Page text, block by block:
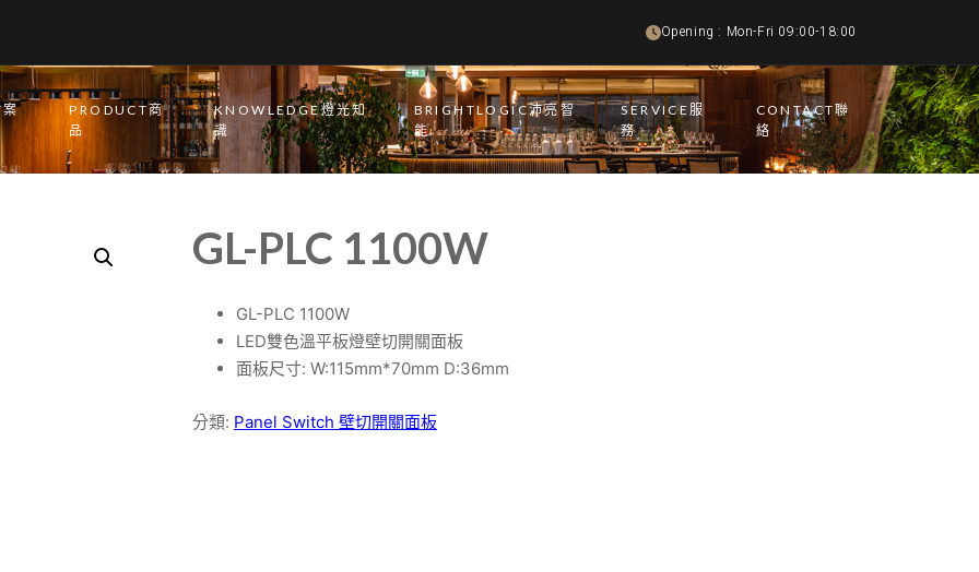
Opening : Mon-Fri 09:00-18:00
案
PRODUCT商
品
KNOWLEDGE燈光知
識
BRIGHTLOGIC沛亮智
能
SERVICE服
務
CONTACT聯
絡
GL-PLC 1100W
GL-PLC 1100W
LED雙色溫平板燈壁切開關面板
面板尺寸: W:115mm*70mm D:36mm
分類: Panel Switch 壁切開關面板